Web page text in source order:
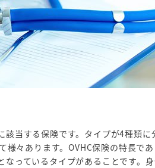
該当する保険です。タイプが4種類
々あります。OVHC保険の特長で
なっているタイプがあることです。